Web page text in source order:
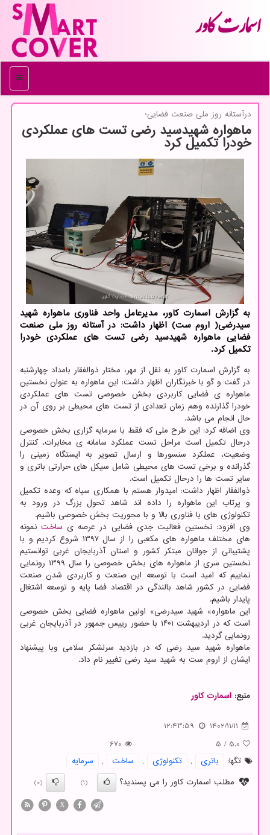
اسمارت كاور
منو
درآستانه روز ملی صنعت فضایی؛
ماهواره شهیدسید رضی تست های عملکردی
خودرا تکمیل کرد
به گزارش اسمارت کاور، مدیرعامل واحد فناوری ماهواره شهید
سیدرضی( اروم ست) اظهار داشت: در آستانه روز ملی صنعت
فضایی ماهواره شهیدسید رضی تست های عملکردی خودرا
تکمیل کرد.
به گزارش اسمارت کاور به نقل از مهر، مختار ذوالفقار بامداد چهارشنبه
در گفت و گو با خبرنگاران اظهار داشت: این ماهواره به عنوان نخستین
ماهواره ی فضایی کاربردی بخش خصوصی تست های عملکردی
خودرا گذارنده وهم زمان تعدادی از تست های محیطی بر روی آن در
حال انجام می باشد.
وی اضافه کرد: این طرح ملی که فقط با سرمایه گزاری بخش خصوصی
درحال تکمیل است مراحل تست عملکرد سامانه ی مخابرات، کنترل
وضعیت، عملکرد سنسورها و ارسال تصویر به ایستگاه زمینی را
گذرانده و برخی تست های محیطی شامل سیکل های حرارتی باتری و
سایر تست ها را درحال تکمیل است.
ذوالفقار اظهار داشت: امیدوار هستم با همکاری سپاه که وعده تکمیل
و پرتاب این ماهواره را داده اند شاهد تحول بزرگ در ورود به
تکنولوژی های با فناوری بالا و با محوریت بخش خصوصی باشیم.
وی افزود: نخستین فعالیت جدی فضایی در عرصه ی ساختنمونه
های مختلف ماهواره های مکعبی را از سال ۱۳۹۷ شروع کردیم و با
پشتیبانی از جوانان مبتکر کشور و استان آذربایجان غربی توانستیم
نخستین سری از ماهواره های بخش خصوصی را سال ۱۳۹۹ رونمایی
نماییم که امید است با توسعه این صنعت و کاربردی شدن صنعت
فضایی در کشور شاهد بالندگی در اقتصاد فضا پایه و توسعه اشتغال
پایدار باشیم.
این ماهواره» شهید سیدرضی» اولین ماهواره فضایی بخش خصوصی
است که در اردیبهشت ۱۴۰۱ با حضور رییس جمهور در آذربایجان غربی
رونمایی گردید.
ماهواره شهید سید رضی که در بازدید سرلشکر سلامی وبا پیشنهاد
ایشان از اروم ست به شهید سید رضی تغییر نام داد.
منبع: اسمارت كاور
1402/11/11
12:43:59
5.0
/
5
670
تگها:
باتری , تكنولوژی , ساخت ,
سرمایه
مطلب اسمارت کاور را می پسندید؟
(1)
(0)
X